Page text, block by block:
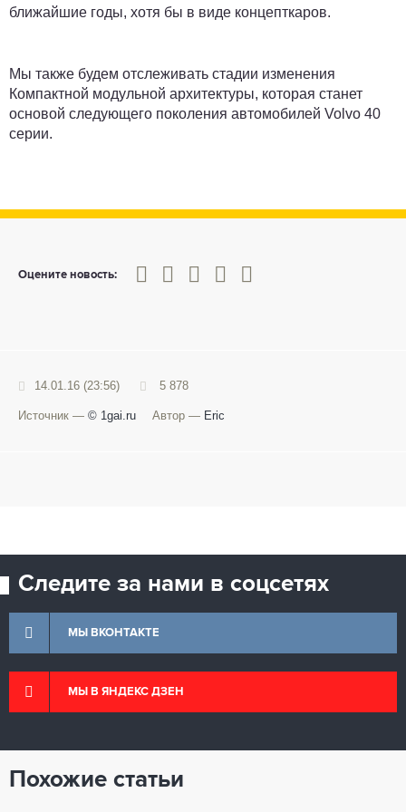
ближайшие годы, хотя бы в виде концепткаров.
Мы также будем отслеживать стадии изменения
Компактной модульной архитектуры, которая станет
основой следующего поколения автомобилей Volvo 40
серии.
Оцените новость:
0
1 2 3 4 5
14.01.16 (23:56) 5 878
Источник — © 1gai.ru Автор — Eric
Следите за нами в соцсетях
МЫ ВКОНТАКТЕ
МЫ В ЯНДЕКС ДЗЕН
Похожие статьи